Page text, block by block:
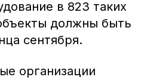
в 823 таких
должны быть
сентября.
организации